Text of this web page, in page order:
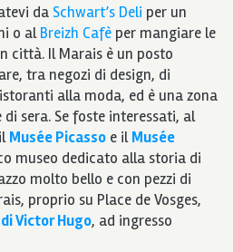
daSchwart’s Deli per un
o alBreizh Cafè per mangiare le
città. Il Marais è un posto
tra negozi di design, di
alla moda, ed è una zona
sera. Se foste interessati, al
Musée Picasso e ilMusée
museo dedicato alla storia di
molto bello e con pezzi di
proprio su Place de Vosges,
Victor Hugo, ad ingresso